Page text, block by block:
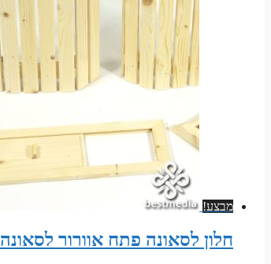
מבצע!
חלון לסאונה פתח אוורור לסאונה